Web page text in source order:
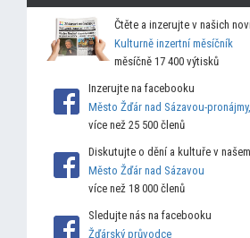
Čtěte a inzerujte v našich
Kulturně inzertní měsíčník
měsíčně 17 400 výtisků
Inzerujte na facebooku
Město Žďár nad Sázavou-
více než 25 500 členů
Diskutujte o dění a kultuře v
Město Žďár nad Sázavou
více než 18 000 členů
Sledujte nás na facebooku
Žďárský průvodce